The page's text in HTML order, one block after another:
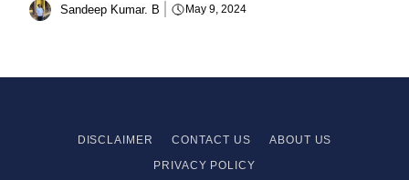
Sandeep Kumar. B May 9, 2024
DISCLAIMER CONTACT US
ABOUT US
PRIVACY POLICY